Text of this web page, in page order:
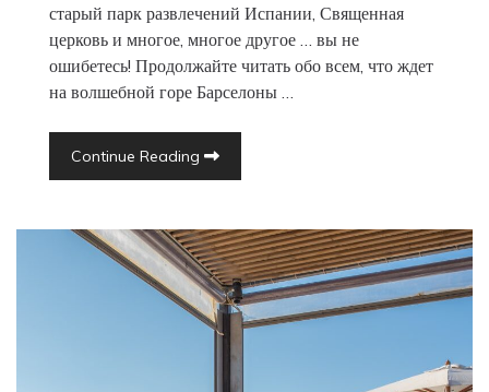
старый парк развлечений Испании, Священная
церковь и многое, многое другое … вы не
ошибетесь! Продолжайте читать обо всем, что ждет
на волшебной горе Барселоны …
Continue Reading